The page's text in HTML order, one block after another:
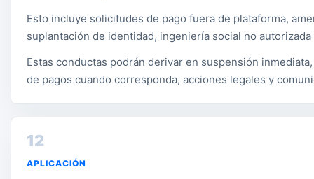
Esto incluye solicitudes de pago fuera de plataforma,
suplantación de identidad, ingeniería social no
Estas conductas podrán derivar en suspensión
de pagos cuando corresponda, acciones legales y
12
APLICACIÓN